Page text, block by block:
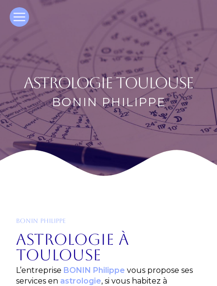
astrologie Toulouse
BONIN PHILIPPE
BONIN PHILIPPE
astrologie à
Toulouse
L’entreprise BONIN Philippe vous propose ses
services en astrologie, si vous habitez à
Panneau de gestion des cookies